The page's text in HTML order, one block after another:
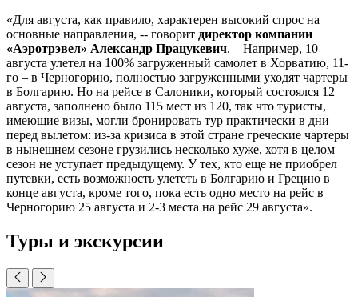
«Для августа, как правило, характерен высокий спрос на
основные направления, -- говорит директор компании
«Аэротрэвел» Александр Працукевич. – Например, 10
августа улетел на 100% загруженный самолет в Хорватию, 11-
го – в Черногорию, полностью загруженными уходят чартеры
в Болгарию. Но на рейсе в Салоники, который состоялся 12
августа, заполнено было 115 мест из 120, так что туристы,
имеющие визы, могли бронировать тур практически в дни
перед вылетом: из-за кризиса в этой стране греческие чартеры
в нынешнем сезоне грузились несколько хуже, хотя в целом
сезон не уступает предыдущему. У тех, кто еще не приобрел
путевки, есть возможность улететь в Болгарию и Грецию в
конце августа, кроме того, пока есть одно место на рейс в
Черногорию 25 августа и 2-3 места на рейс 29 августа».
Туры и экскурсии